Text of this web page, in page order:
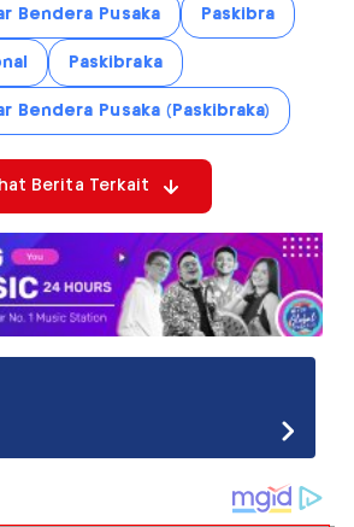
Bendera Pusaka Paskibra
Paskibraka
Bendera Pusaka (Paskibraka)
Berita Terkait